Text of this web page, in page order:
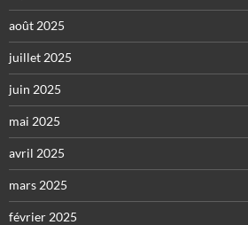
août 2025
juillet 2025
juin 2025
mai 2025
avril 2025
mars 2025
février 2025